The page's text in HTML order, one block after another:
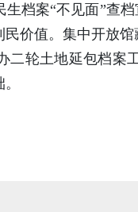
生档案“不见面”查
价值。集中开放
轮土地延包档案